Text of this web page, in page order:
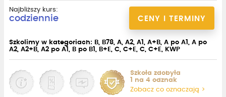
CENY I TERMINY
Najbliższy kurs:
codziennie
Szkolimy w kategoriach: B, B78, A, A2, A1, A+B, A po A1, A po
A2, A2+B, A2 po A1, B po B1, B+E, C, C+E, C, C+E, KWP
Szkoła zdobyła
1 na 4 odznak
Zobacz co oznaczają >